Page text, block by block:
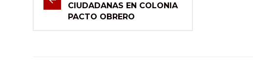
CIUDADANAS EN COLONIA
PACTO OBRERO